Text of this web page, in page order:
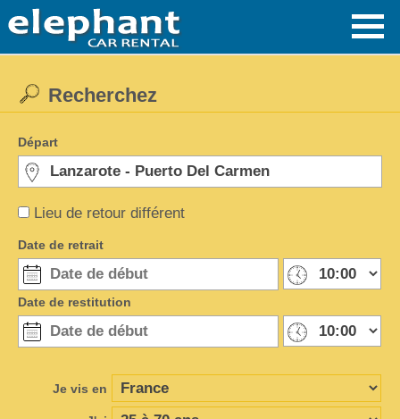
Lieu de retour différent
Recherchez
Départ
Date de retrait
Date de restitution
Je vis en